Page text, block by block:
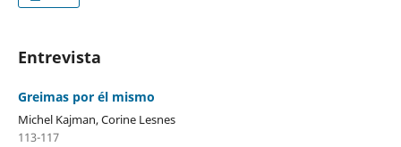
Entrevista
Greimas por él mismo
Michel Kajman, Corine Lesnes
113-117